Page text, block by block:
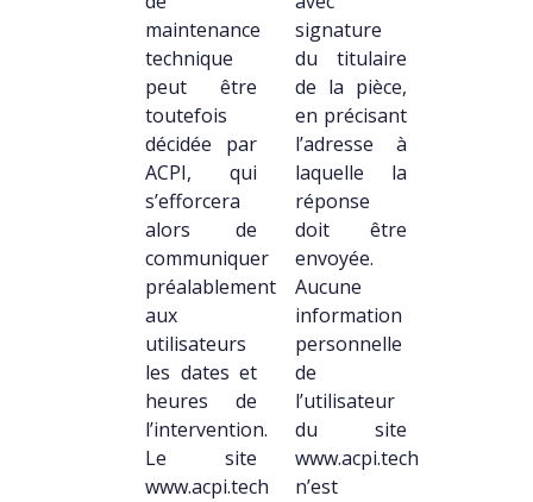
maintenance
technique
peut être
toutefois
décidée par
ACPI, qui
s’efforcera
alors de
communiquer
préalablement
aux
utilisateurs
les dates et
heures de
l’intervention.
Le site
www.acpi.tech
signature
du titulaire
de la pièce,
en précisant
l’adresse à
laquelle la
réponse
doit être
envoyée.
Aucune
information
personnelle
de
l’utilisateur
du site
www.acpi.tech
n’est